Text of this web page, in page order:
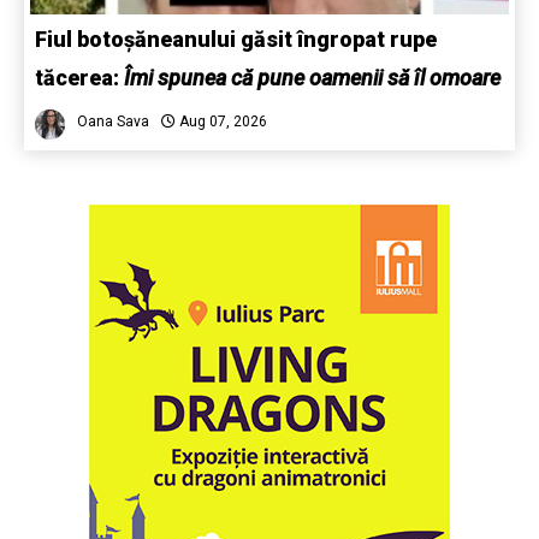
Fiul botoșăneanului găsit îngropat rupe
tăcerea: Îmi spunea că pune oamenii să îl omoare
Oana Sava Aug 07, 2026